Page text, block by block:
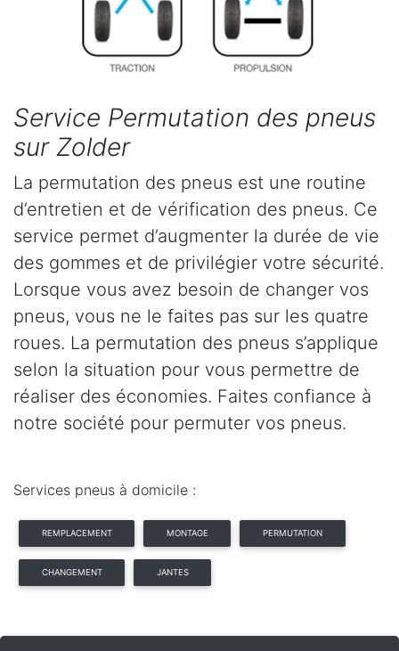
Service Permutation des pneus
sur Zolder
La permutation des pneus est une routine
d’entretien et de vérification des pneus. Ce
service permet d’augmenter la durée de vie
des gommes et de privilégier votre sécurité.
Lorsque vous avez besoin de changer vos
pneus, vous ne le faites pas sur les quatre
roues. La permutation des pneus s’applique
selon la situation pour vous permettre de
réaliser des économies. Faites confiance à
notre société pour permuter vos pneus.
Services pneus à domicile :
REMPLACEMENT MONTAGE PERMUTATION
CHANGEMENT JANTES